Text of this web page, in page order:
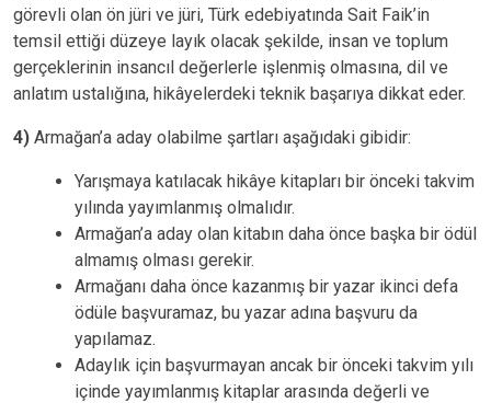
görevli olan ön jüri ve jüri, Türk edebiyatında Sait Faik’in
temsil ettiği düzeye layık olacak şekilde, insan ve toplum
gerçeklerinin insancıl değerlerle işlenmiş olmasına, dil ve
anlatım ustalığına, hikâyelerdeki teknik başarıya dikkat eder.
4) Armağan’a aday olabilme şartları aşağıdaki gibidir:
Yarışmaya katılacak hikâye kitapları bir önceki takvim
yılında yayımlanmış olmalıdır.
Armağan’a aday olan kitabın daha önce başka bir ödül
almamış olması gerekir.
Armağanı daha önce kazanmış bir yazar ikinci defa
ödüle başvuramaz, bu yazar adına başvuru da
yapılamaz.
Adaylık için başvurmayan ancak bir önceki takvim yılı
içinde yayımlanmış kitaplar arasında değerli ve